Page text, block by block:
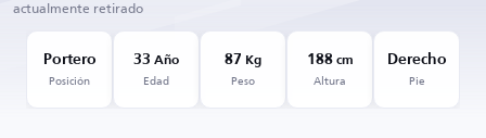
actualmente retirado
Portero
Posición
33 Año
Edad
87 Kg
Peso
188cm
Altura
Derecho
Pie